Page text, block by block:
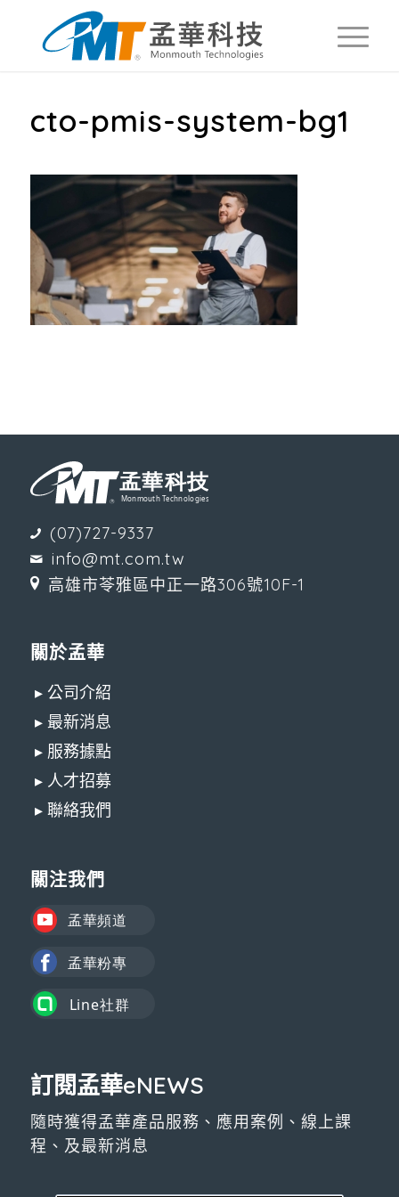
cto-pmis-system-bg1
(07)727-9337
info@mt.com.tw
高雄市苓雅區中正一路306號10F-1
關於孟華
▸ 公司介紹
▸ 最新消息
▸ 服務據點
▸ 人才招募
▸ 聯絡我們
關注我們
訂閱孟華eNEWS
隨時獲得孟華產品服務、應用案例、線上課
程、及最新消息